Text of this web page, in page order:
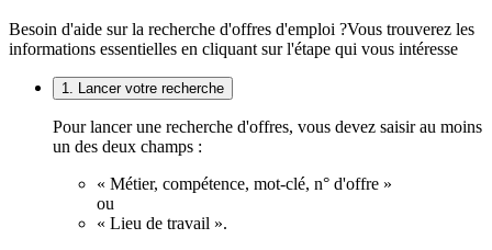
Besoin d'aide sur la recherche d'offres d'emploi ?Vous trouverez les
informations essentielles en cliquant sur l'étape qui vous intéresse
1. Lancer votre recherche
Pour lancer une recherche d'offres, vous devez saisir au moins
un des deux champs :
« Métier, compétence, mot-clé, n° d'offre »
ou
« Lieu de travail ».